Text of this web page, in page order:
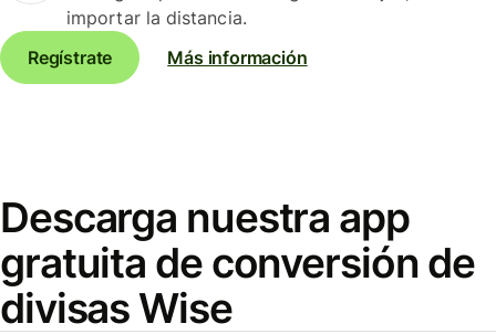
importar la distancia.
Regístrate
Más información
Descarga nuestra app
gratuita de conversión de
divisas Wise